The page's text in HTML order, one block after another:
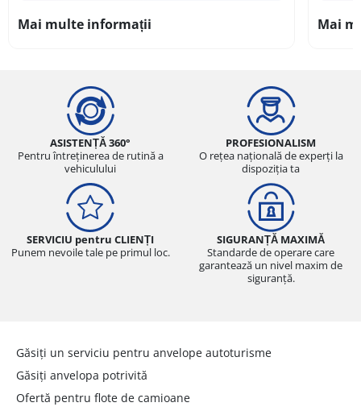
Mai multe informații Mai
ASISTENȚĂ 360°
Pentru întreținerea de rutină a
vehiculului
PROFESIONALISM
O rețea națională de experți la
dispoziția ta
SERVICIU pentru CLIENȚI
Punem nevoile tale pe primul loc.
SIGURANȚĂ MAXIMĂ
Standarde de operare care
garantează un nivel maxim de
siguranță.
Găsiți un serviciu pentru anvelope autoturisme
Găsiți anvelopa potrivită
Ofertă pentru flote de camioane